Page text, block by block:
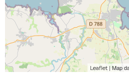
Leaflet | Map